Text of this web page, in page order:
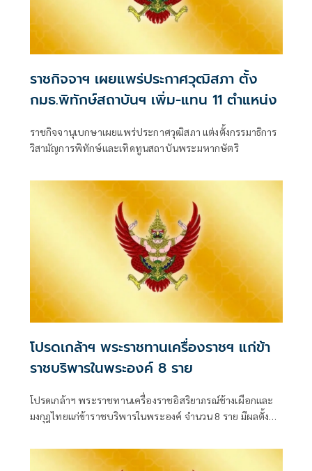
ราชกิจจาฯ เผยแพร่ประกาศวุฒิสภา ตั้ง
กมธ.พิทักษ์สถาบันฯ เพิ่ม-แทน 11 ตำแหน่ง
ราชกิจจานุเบกษาเผยแพร่ประกาศวุฒิสภา แต่งตั้งกรรมาธิการ
วิสามัญการพิทักษ์และเทิดทูนสถาบันพระมหากษัตริ
โปรดเกล้าฯ พระราชทานเครื่องราชฯ แก่ข้า
ราชบริพารในพระองค์ 8 ราย
โปรดเกล้าฯ พระราชทานเครื่องราชอิสริยาภรณ์ช้างเผือกและ
มงกุฎไทยแก่ข้าราชบริพารในพระองค์ จำนวน 8 ราย มีผลตั้งแต่